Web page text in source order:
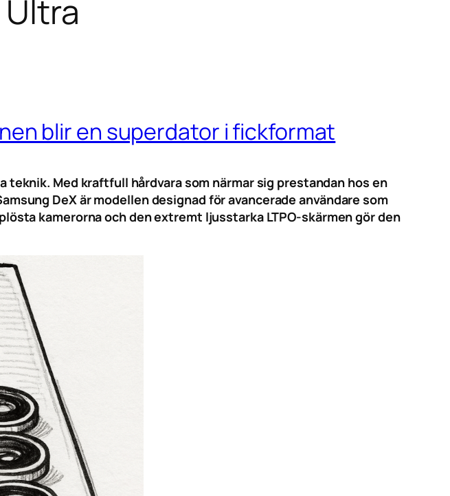
blir en superdator i fickformat
Med kraftfull hårdvara som närmar sig prestandan hos en
DeX är modellen designad för avancerade användare som
kamerorna och den extremt ljusstarka LTPO-skärmen gör den